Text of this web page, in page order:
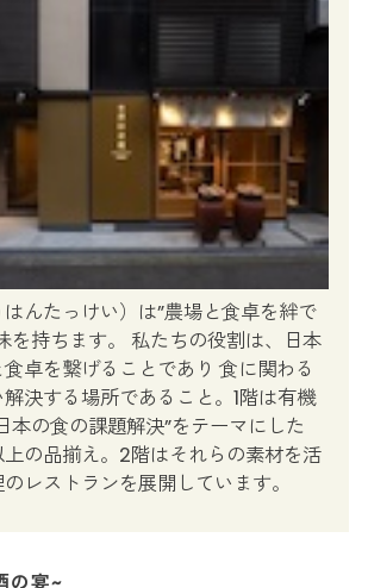
んたっけい）は”農場と食卓を絆で
を持ちます。 私たちの役割は、日本
卓を繋げることであり 食に関わる
決する場所であること。​1階は有機
本の食の課題解決”をテーマにした
の品揃え。2階はそれらの素材を活
レストランを展開しています。